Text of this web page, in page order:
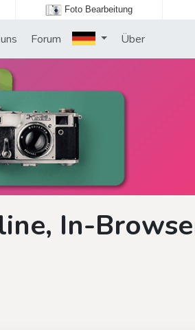
Foto Bearbeitung
Forum Über
In-